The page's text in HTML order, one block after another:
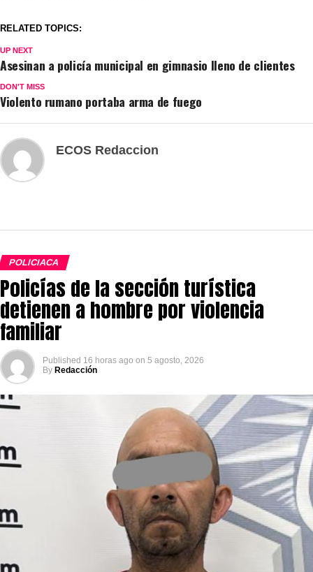
RELATED TOPICS:
UP NEXT
Asesinan a policía municipal en gimnasio lleno de clientes
DON'T MISS
Violento rumano portaba arma de fuego
ECOS Redaccion
POLICIACA
Policías de la sección turística
detienen a hombre por violencia
familiar
Published 16 horas ago on 5 agosto, 2026
By Redacción